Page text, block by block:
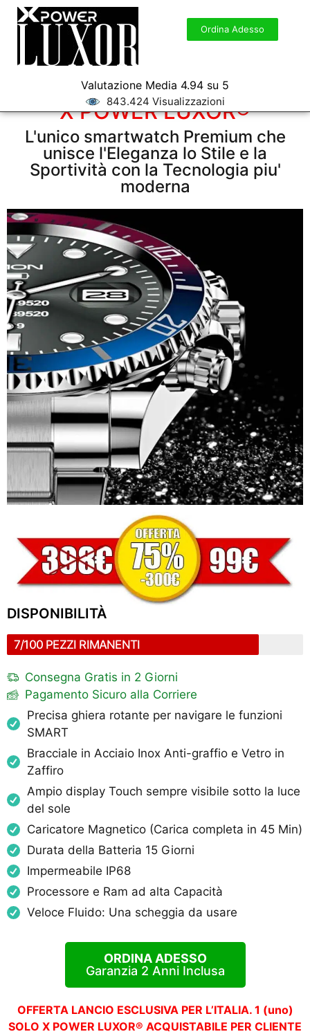
Ordina Adesso
Valutazione Media 4.94 su 5
843.424 Visualizzazioni
X POWER LUXOR®
L'unico smartwatch Premium che
unisce l'Eleganza lo Stile e la
Sportività con la Tecnologia piu'
moderna
DISPONIBILITÀ
7/100 PEZZI RIMANENTI
Consegna Gratis in 2 Giorni
Pagamento Sicuro alla Corriere
Precisa ghiera rotante per navigare le funzioni
SMART
Bracciale in Acciaio Inox Anti-graffio e Vetro in
Zaffiro
Ampio display Touch sempre visibile sotto la luce
del sole
Caricatore Magnetico (Carica completa in 45 Min)
Durata della Batteria 15 Giorni
Impermeabile IP68
Processore e Ram ad alta Capacità
Veloce Fluido: Una scheggia da usare
ORDINA ADESSO
Garanzia 2 Anni Inclusa
OFFERTA LANCIO ESCLUSIVA PER L’ITALIA. 1 (uno)
SOLO X POWER LUXOR® ACQUISTABILE PER CLIENTE